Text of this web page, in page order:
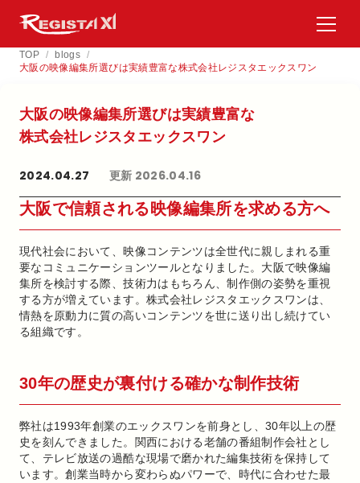
TOP / blogs /
大阪の映像編集所選びは実績豊富な株式会社レジスタエックスワン
大阪の​映像編集所選びは​実績豊富な​
株式会社レジスタエックスワン
2024.04.27 更新 2026.04.16
大阪で信頼される映像編集所を求める方へ
現代社会において、映像コンテンツは全世代に親しまれる重
要なコミュニケーションツールとなりました。大阪で映像編
集所を検討する際、技術力はもちろん、制作側の姿勢を重視
する方が増えています。株式会社レジスタエックスワンは、
情熱を原動力に質の高いコンテンツを世に送り出し続けてい
る組織です。
30年の歴史が裏付ける確かな制作技術
弊社は1993年創業のエックスワンを前身とし、30年以上の歴
史を刻んできました。関西における老舗の番組制作会社とし
て、テレビ放送の過酷な現場で磨かれた編集技術を保持して
います。創業当時から変わらぬパワーで、時代に合わせた最